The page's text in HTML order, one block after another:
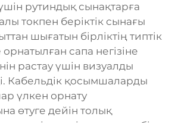
рутиндық сынақтарға
токпен беріктік сынағы
шығатын бірліктің типтік
сапа негізіне
растау үшін визуалды
Кабельдік қосымшаларды
үлкен орнату
өтуге дейін толық